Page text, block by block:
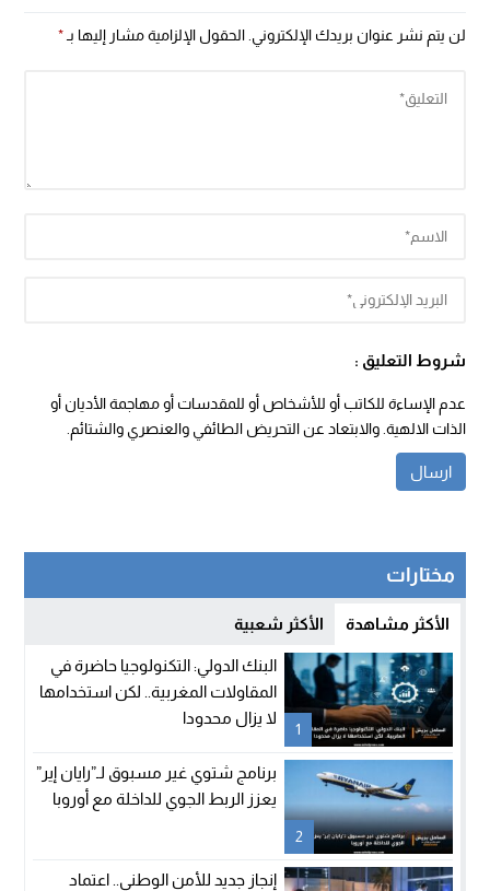
لن يتم نشر عنوان بريدك الإلكتروني. الحقول الإلزامية مشار إليها بـ*
شروط التعليق :
عدم الإساءة للكاتب أو للأشخاص أو للمقدسات أو مهاجمة الأديان أو
الذات الالهية. والابتعاد عن التحريض الطائفي والعنصري والشتائم.
مختارات
الأكثر مشاهدة الأكثر شعبية
1
البنك الدولي: التكنولوجيا حاضرة في
المقاولات المغربية.. لكن استخدامها
لا يزال محدودا
2
برنامج شتوي غير مسبوق لـ”رايان إير”
يعزز الربط الجوي للداخلة مع أوروبا
إنجاز جديد للأمن الوطني.. اعتماد